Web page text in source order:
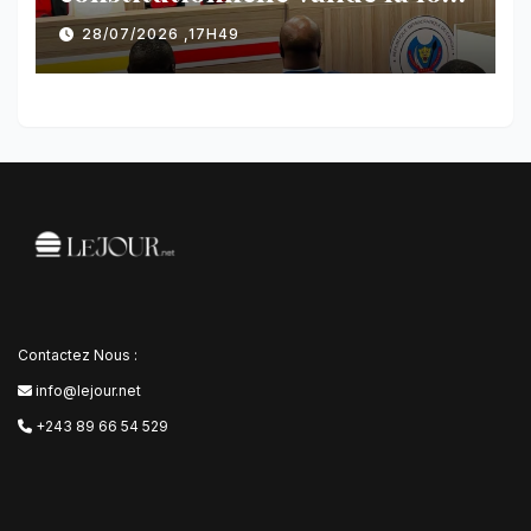
référendaire sous réserves de
plusieurs dispositions
28/07/2026 ,17H49
Contactez Nous :
info@lejour.net
+243 89 66 54 529